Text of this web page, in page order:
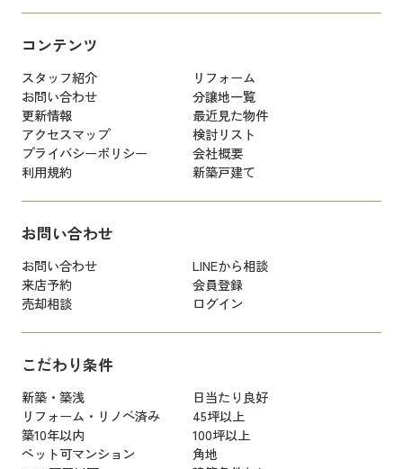
コンテンツ
スタッフ紹介
リフォーム
お問い合わせ
分譲地一覧
更新情報
最近見た物件
アクセスマップ
検討リスト
プライバシーポリシー
会社概要
利用規約
新築戸建て
お問い合わせ
お問い合わせ
LINEから相談
来店予約
会員登録
売却相談
ログイン
こだわり条件
新築・築浅
日当たり良好
リフォーム・リノベ済み
45坪以上
築10年以内
100坪以上
ペット可マンション
角地